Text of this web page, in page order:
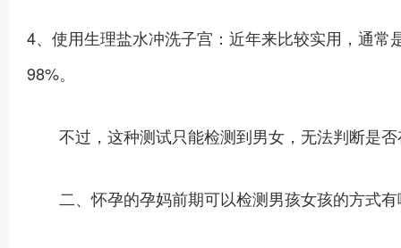
4、使用生理盐水冲洗子宫：近年来比较实用，通
98%。
不过，这种测试只能检测到男女，无法判断是否
二、怀孕的孕妈前期可以检测男孩女孩的方式有